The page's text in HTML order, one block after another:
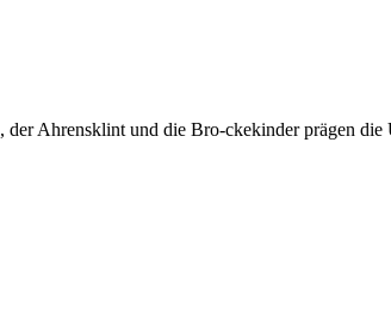
Ahrensklint und die Bro-ckekinder prägen die